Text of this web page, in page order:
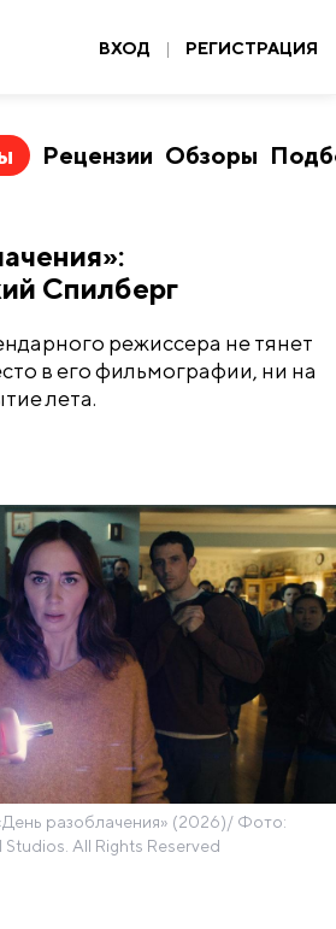
ВХОД | РЕГИСТРАЦИЯ
Рецензии Обзоры
Спилберг
режиссера не тянет
в его фильмографии, ни на
лета.
разоблачения» (2026)/ Фото:
Studios. All Rights Reserved